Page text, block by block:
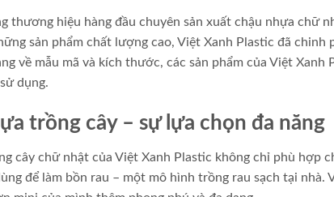
thương hiệu hàng đầu chuyên sản xuất chậu nhựa chữ
sản phẩm chất lượng cao, Việt Xanh Plastic đã
về mẫu mã và kích thước, các sản phẩm của Việt
dụng.
trồng cây – sự lựa chọn đa năng
cây chữ nhật của Việt Xanh Plastic không chỉ phù hợp
để làm bồn rau – một mô hình trồng rau sạch tại nhà.